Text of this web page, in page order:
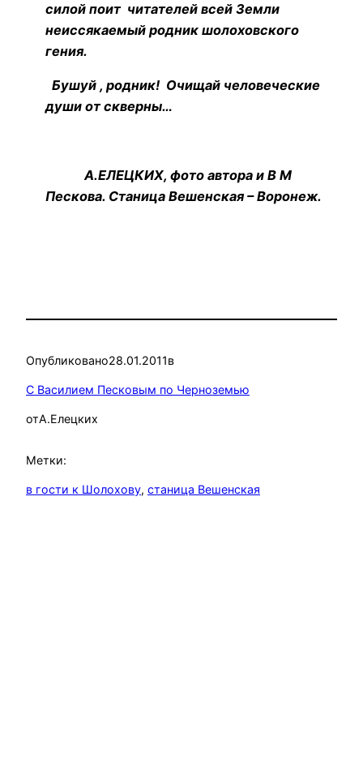
силой поит читателей всей Земли
неиссякаемый родник шолоховского
гения.
Бушуй , родник! Очищай человеческие
души от скверны…
А.ЕЛЕЦКИХ, фото автора и В М
Пескова. Станица Вешенская – Воронеж.
Опубликовано28.01.2011в
С Василием Песковым по Черноземью
отА.Елецких
Метки:
в гости к Шолохову, станица Вешенская